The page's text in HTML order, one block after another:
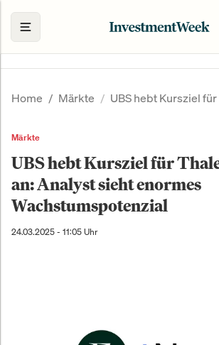
Home Märkte UBS hebt Kursziel
Märkte
UBS hebt Kursziel für
an: Analyst sieht enormes
Wachstumspotenzial
24.03.2025 - 11:05 Uhr